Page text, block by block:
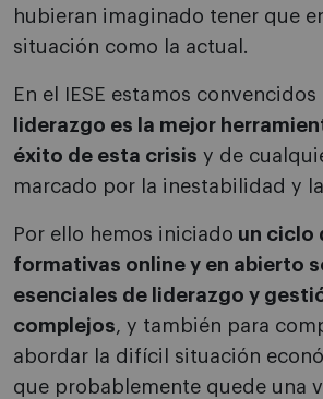
hubieran imaginado tener que
situación como la actual.
En el IESE estamos
liderazgo es la mejor
éxito de esta crisis y de
marcado por la inestabilidad y
Por ello hemos iniciado un ciclo
formativas online y en abierto
esenciales de liderazgo y
complejos, y también para
abordar la difícil situación
que probablemente quede una